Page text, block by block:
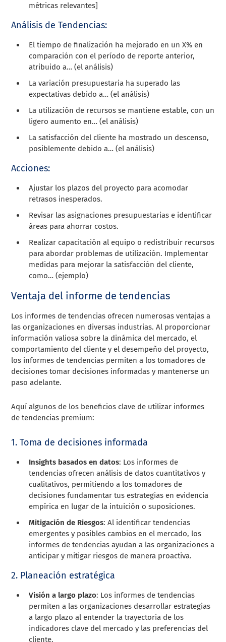
métricas relevantes]
Análisis de Tendencias:
El tiempo de finalización ha mejorado en un X% en
comparación con el período de reporte anterior,
atribuido a… (el análisis)
La variación presupuestaria ha superado las
expectativas debido a… (el análisis)
La utilización de recursos se mantiene estable, con un
ligero aumento en… (el análisis)
La satisfacción del cliente ha mostrado un descenso,
posiblemente debido a… (el análisis)
Acciones:
Ajustar los plazos del proyecto para acomodar
retrasos inesperados.
Revisar las asignaciones presupuestarias e identificar
áreas para ahorrar costos.
Realizar capacitación al equipo o redistribuir recursos
para abordar problemas de utilización. Implementar
medidas para mejorar la satisfacción del cliente,
como… (ejemplo)
Ventaja del informe de tendencias
Los informes de tendencias ofrecen numerosas ventajas a
las organizaciones en diversas industrias. Al proporcionar
información valiosa sobre la dinámica del mercado, el
comportamiento del cliente y el desempeño del proyecto,
los informes de tendencias permiten a los tomadores de
decisiones tomar decisiones informadas y mantenerse un
paso adelante.
Aquí algunos de los beneficios clave de utilizar informes
de tendencias premium:
1. Toma de decisiones informada
Insights basados en datos: Los informes de
tendencias ofrecen análisis de datos cuantitativos y
cualitativos, permitiendo a los tomadores de
decisiones fundamentar tus estrategias en evidencia
empírica en lugar de la intuición o suposiciones.
Mitigación de Riesgos: Al identificar tendencias
emergentes y posibles cambios en el mercado, los
informes de tendencias ayudan a las organizaciones a
anticipar y mitigar riesgos de manera proactiva.
2. Planeación estratégica
Visión a largo plazo: Los informes de tendencias
permiten a las organizaciones desarrollar estrategias
a largo plazo al entender la trayectoria de los
indicadores clave del mercado y las preferencias del
cliente.